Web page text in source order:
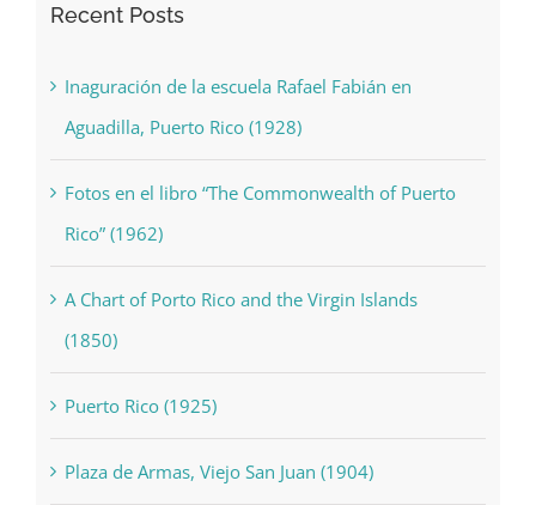
Recent Posts
Inaguración de la escuela Rafael Fabián en
Aguadilla, Puerto Rico (1928)
Fotos en el libro “The Commonwealth of Puerto
Rico” (1962)
A Chart of Porto Rico and the Virgin Islands
(1850)
Puerto Rico (1925)
Plaza de Armas, Viejo San Juan (1904)